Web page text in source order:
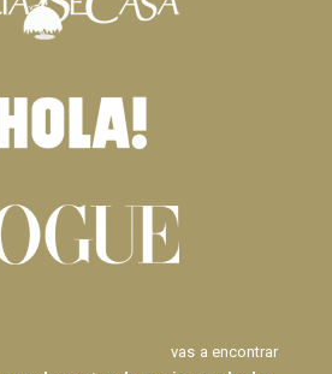
vas a encontrar